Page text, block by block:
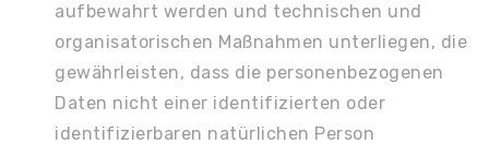
aufbewahrt werden und technischen und
organisatorischen Maßnahmen unterliegen, die
gewährleisten, dass die personenbezogenen
Daten nicht einer identifizierten oder
identifizierbaren natürlichen Person